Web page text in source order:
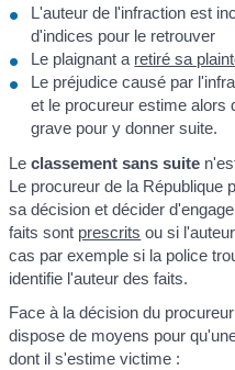
L'auteur de l'infraction est
d'indices pour le retrouver
Le plaignant a retiré sa
Le préjudice causé par
et le procureur estime alors
grave pour y donner suite.
Leclassement sans suite
Le procureur de la République
sa décision et décider
faits sont prescrits ou si
cas par exemple si la police
identifie l'auteur des faits.
Face à la décision du
dispose de moyens pour
dont il s'estime victime :